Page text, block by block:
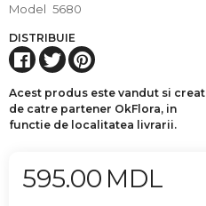
Model 5680
DISTRIBUIE
Acest produs este vandut si creat
de catre partener OkFlora, in
functie de localitatea livrarii.
595.00 MDL